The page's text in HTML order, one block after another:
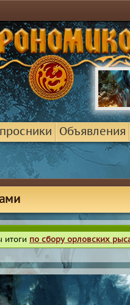
Объявления
итоги по сбору орловских